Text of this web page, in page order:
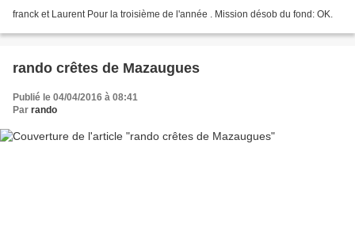
franck et Laurent Pour la troisième de l'année . Mission désob du fond: OK.
rando crêtes de Mazaugues
Publié le 04/04/2016 à 08:41
Par rando